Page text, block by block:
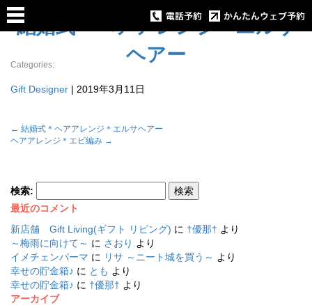
結婚式＊ヘアアレンジ＊エルサ
ヘアー
Gift Designer | 2019年3月11日
Categories:
← 結婚式＊ヘアアレンジ＊エルサヘアー
ヘアアレンジ＊エビ編み →
検索:
最近のコメント
新店舗 Gift Living(ギフト リビング) に †優那† より
～梅雨に向けて～ に さおり より
イメチェンパーマ に リサ ～ニート城を買う～ より
幸せの貯金箱♪ に とも より
幸せの貯金箱♪ に †優那† より
アーカイブ